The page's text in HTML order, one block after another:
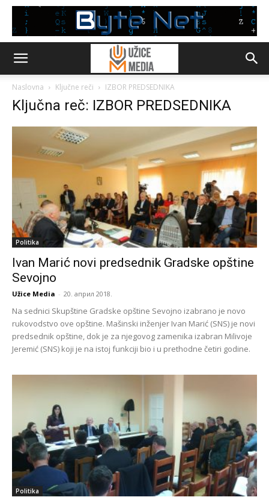
Naslovna Ključne reči IZBOR PREDSEDNIKA
Ključna reč: IZBOR PREDSEDNIKA
Politika
Ivan Marić novi predsednik Gradske opštine
Sevojno
Užice Media - 20. април 2018.
Na sednici Skupštine Gradske opštine Sevojno izabrano je novo
rukovodstvo ove opštine. Mašinski inženjer Ivan Marić (SNS) je novi
predsednik opštine, dok je za njegovog zamenika izabran Milivoje
Jeremić (SNS) koji je na istoj funkciji bio i u prethodne četiri godine.
Politika